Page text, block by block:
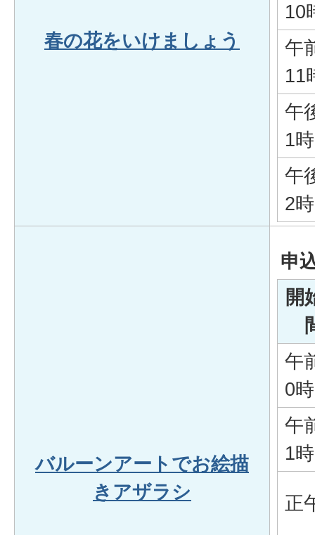
春の花をいけましょう
10
午
11
午
1時
午
2時
バルーンアートでお絵描
きアザラシ
申
開
午
0時
午
1時
正